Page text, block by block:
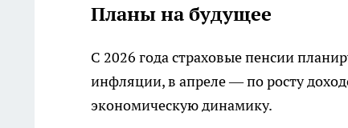
Планы на будущее
С 2026 года страховые пенсии
инфляции, в апреле — по росту
экономическую динамику.